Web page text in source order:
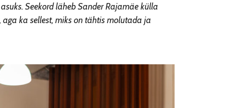
Seekord läheb Sander Rajamäe külla
ka sellest, miks on tähtis molutada ja